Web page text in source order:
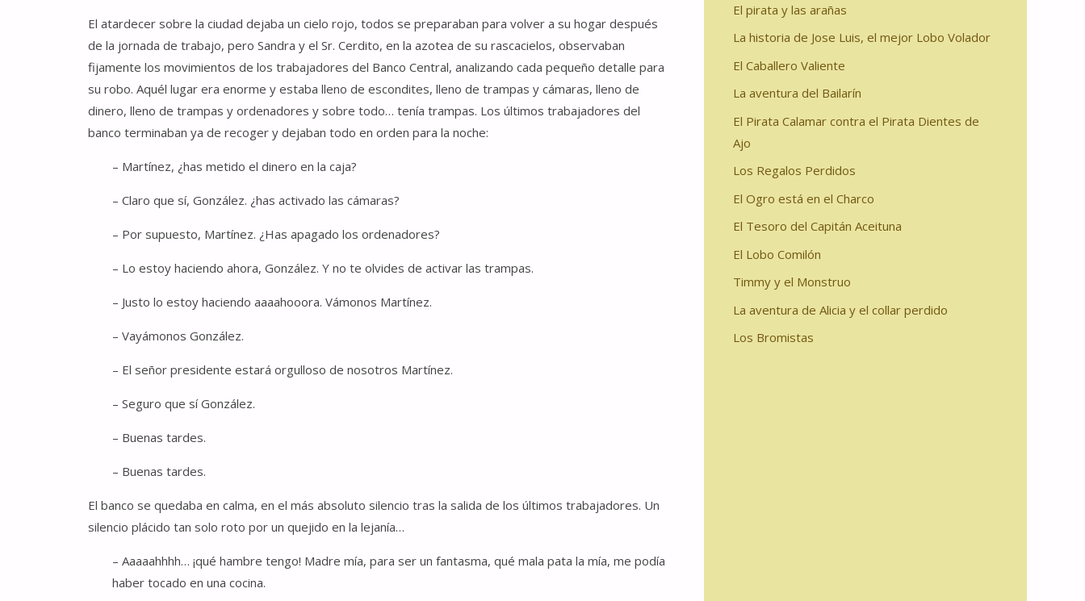
El atardecer sobre la ciudad dejaba un cielo rojo, todos se preparaban para volver a su hogar después
de la jornada de trabajo, pero Sandra y el Sr. Cerdito, en la azotea de su rascacielos, observaban
fijamente los movimientos de los trabajadores del Banco Central, analizando cada pequeño detalle para
su robo. Aquél lugar era enorme y estaba lleno de escondites, lleno de trampas y cámaras, lleno de
dinero, lleno de trampas y ordenadores y sobre todo… tenía trampas. Los últimos trabajadores del
banco terminaban ya de recoger y dejaban todo en orden para la noche:
– Martínez, ¿has metido el dinero en la caja?
– Claro que sí, González. ¿has activado las cámaras?
– Por supuesto, Martínez. ¿Has apagado los ordenadores?
– Lo estoy haciendo ahora, González. Y no te olvides de activar las trampas.
– Justo lo estoy haciendo aaaahooora. Vámonos Martínez.
– Vayámonos González.
– El señor presidente estará orgulloso de nosotros Martínez.
– Seguro que sí González.
– Buenas tardes.
– Buenas tardes.
El banco se quedaba en calma, en el más absoluto silencio tras la salida de los últimos trabajadores. Un
silencio plácido tan solo roto por un quejido en la lejanía…
– Aaaaahhhh… ¡qué hambre tengo! Madre mía, para ser un fantasma, qué mala pata la mía, me podía
haber tocado en una cocina.
El pirata y las arañas
La historia de Jose Luis, el mejor Lobo Volador
El Caballero Valiente
La aventura del Bailarín
El Pirata Calamar contra el Pirata Dientes de
Ajo
Los Regalos Perdidos
El Ogro está en el Charco
El Tesoro del Capitán Aceituna
El Lobo Comilón
Timmy y el Monstruo
La aventura de Alicia y el collar perdido
Los Bromistas